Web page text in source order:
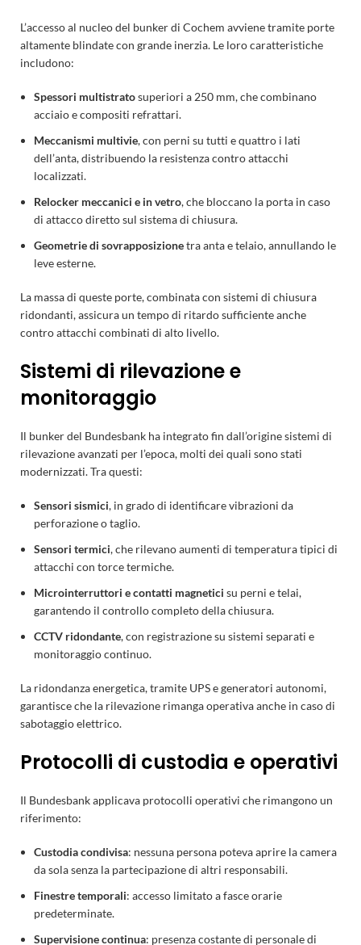
L’accesso al nucleo del bunker di Cochem avviene tramite porte
altamente blindate con grande inerzia. Le loro caratteristiche
includono:
Spessori multistratosuperiori a 250 mm, che combinano
acciaio e compositi refrattari.
Meccanismi multivie, con perni su tutti e quattro i lati
dell’anta, distribuendo la resistenza contro attacchi
localizzati.
Relocker meccanici e in vetro, che bloccano la porta in caso
di attacco diretto sul sistema di chiusura.
Geometrie di sovrapposizionetra anta e telaio, annullando le
leve esterne.
La massa di queste porte, combinata con sistemi di chiusura
ridondanti, assicura un tempo di ritardo sufficiente anche
contro attacchi combinati di alto livello.
Sistemi di rilevazione e
monitoraggio
Il bunker del Bundesbank ha integrato fin dall’origine sistemi di
rilevazione avanzati per l’epoca, molti dei quali sono stati
modernizzati. Tra questi:
Sensori sismici, in grado di identificare vibrazioni da
perforazione o taglio.
Sensori termici, che rilevano aumenti di temperatura tipici di
attacchi con torce termiche.
Microinterruttori e contatti magnetici su perni e telai,
garantendo il controllo completo della chiusura.
CCTV ridondante, con registrazione su sistemi separati e
monitoraggio continuo.
La ridondanza energetica, tramite UPS e generatori autonomi,
garantisce che la rilevazione rimanga operativa anche in caso di
sabotaggio elettrico.
Protocolli di custodia e operativi
Il Bundesbank applicava protocolli operativi che rimangono un
riferimento:
Custodia condivisa: nessuna persona poteva aprire la camera
da sola senza la partecipazione di altri responsabili.
Finestre temporali: accesso limitato a fasce orarie
predeterminate.
Supervisione continua: presenza costante di personale di